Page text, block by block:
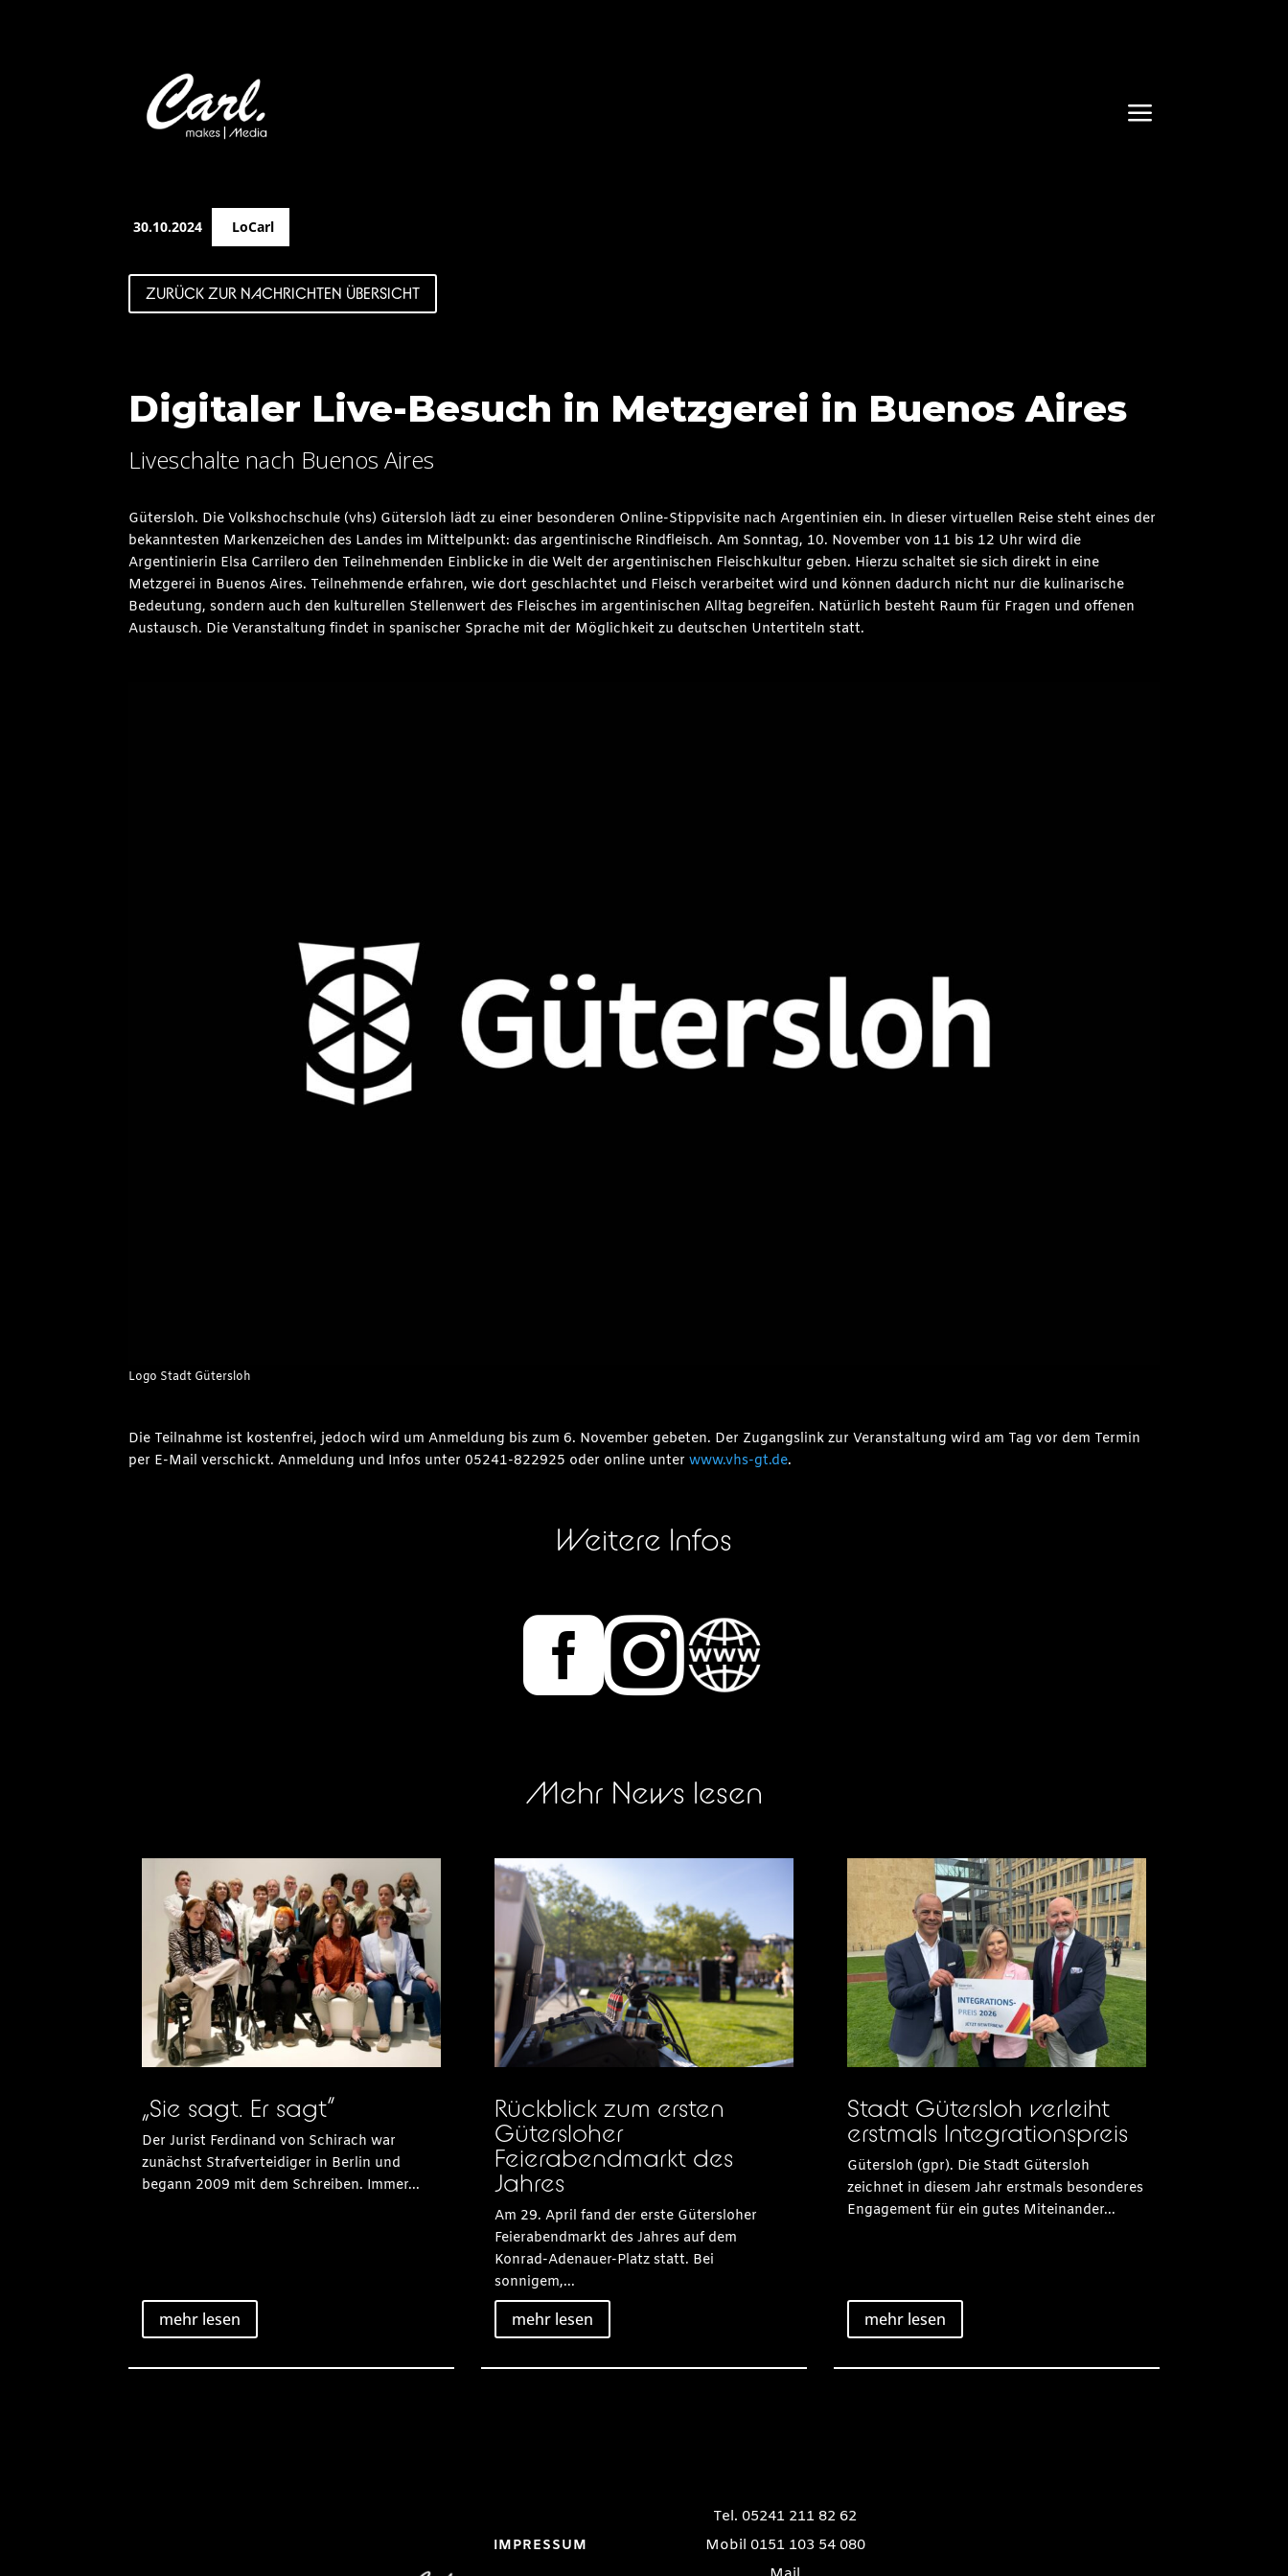
a
30.10.2024 LoCarl
ZURÜCK ZUR NACHRICHTEN ÜBERSICHT
Digitaler Live-Besuch in Metzgerei in Buenos Aires
Liveschalte nach Buenos Aires
Gütersloh. Die Volkshochschule (vhs) Gütersloh lädt zu einer besonderen Online-Stippvisite nach Argentinien ein. In dieser virtuellen Reise steht eines der
bekanntesten Markenzeichen des Landes im Mittelpunkt: das argentinische Rindfleisch. Am Sonntag, 10. November von 11 bis 12 Uhr wird die
Argentinierin Elsa Carrilero den Teilnehmenden Einblicke in die Welt der argentinischen Fleischkultur geben. Hierzu schaltet sie sich direkt in eine
Metzgerei in Buenos Aires. Teilnehmende erfahren, wie dort geschlachtet und Fleisch verarbeitet wird und können dadurch nicht nur die kulinarische
Bedeutung, sondern auch den kulturellen Stellenwert des Fleisches im argentinischen Alltag begreifen. Natürlich besteht Raum für Fragen und offenen
Austausch. Die Veranstaltung findet in spanischer Sprache mit der Möglichkeit zu deutschen Untertiteln statt.
Logo Stadt Gütersloh
Die Teilnahme ist kostenfrei, jedoch wird um Anmeldung bis zum 6. November gebeten. Der Zugangslink zur Veranstaltung wird am Tag vor dem Termin
per E-Mail verschickt. Anmeldung und Infos unter 05241-822925 oder online unterwww.vhs-gt.de.
Weitere Infos

Mehr News lesen
„Sie sagt. Er sagt“
Der Jurist Ferdinand von Schirach war
zunächst Strafverteidiger in Berlin und
begann 2009 mit dem Schreiben. Immer...
mehr lesen
Rückblick zum ersten
Gütersloher
Feierabendmarkt des
Jahres
Am 29. April fand der erste Gütersloher
Feierabendmarkt des Jahres auf dem
Konrad-Adenauer-Platz statt. Bei
sonnigem,...
mehr lesen
Stadt Gütersloh verleiht
erstmals Integrationspreis
Gütersloh (gpr). Die Stadt Gütersloh
zeichnet in diesem Jahr erstmals besonderes
Engagement für ein gutes Miteinander...
mehr lesen
IMPRESSUM
Tel. 05241 211 82 62
Mobil 0151 103 54 080